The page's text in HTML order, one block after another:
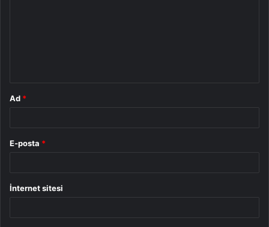
Ad *
E-posta *
İnternet sitesi